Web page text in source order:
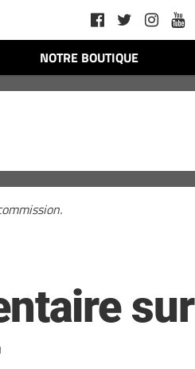
NOTRE BOUTIQUE
sur